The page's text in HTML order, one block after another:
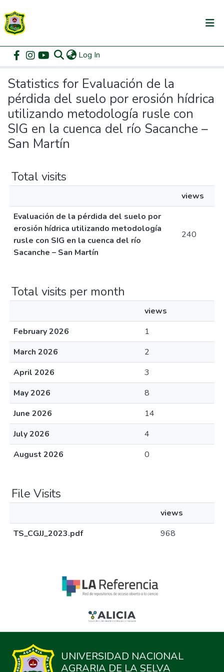
Log In
Communities & Collections
All of DSpace
Home Statistics
Statistics for Evaluación de la
pérdida del suelo por erosión hídrica
utilizando metodología rusle con
SIG en la cuenca del río Sacanche –
San Martín
Total visits
views
Evaluación de la pérdida del suelo por
erosión hídrica utilizando metodología
rusle con SIG en la cuenca del río
Sacanche – San Martín
240
Total visits per month
views
February 2026
1
March 2026
2
April 2026
3
May 2026
8
June 2026
14
July 2026
4
August 2026
0
File Visits
views
TS_CGJJ_2023.pdf
968
UNIVERSIDAD NACIONAL
AGRARIA DE LA SELVA